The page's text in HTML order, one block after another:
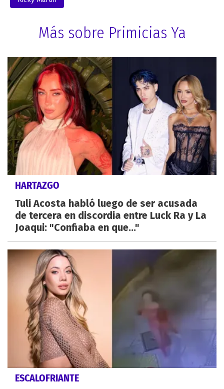
Más sobre Primicias Ya
HARTAZGO
Tuli Acosta habló luego de ser acusada
de tercera en discordia entre Luck Ra y La
Joaqui: "Confiaba en que..."
ESCALOFRIANTE